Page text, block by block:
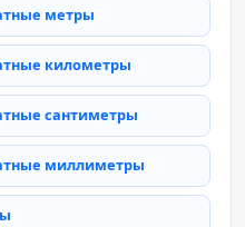
метры
километры
сантиметры
миллиметры